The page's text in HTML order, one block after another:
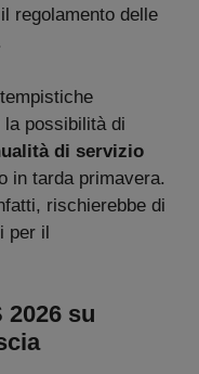
regolamento delle
possibilità di
di servizio
in tarda primavera.
rischierebbe di
per il
2026 su